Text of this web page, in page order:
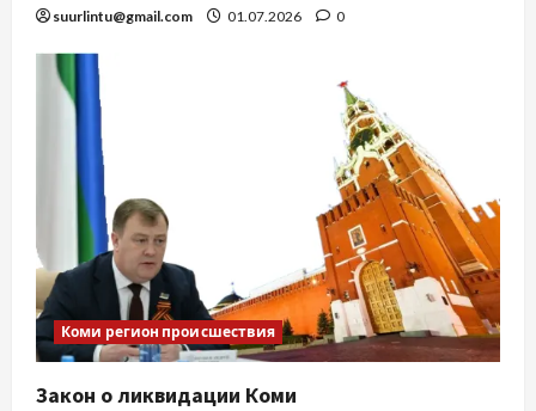
suurlintu@gmail.com 01.07.2026 0
Коми регион происшествия
Закон о ликвидации Коми